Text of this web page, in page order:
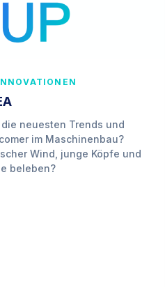
neuesten Trends und
im Maschinenbau?
Wind, junge Köpfe und
beleben?